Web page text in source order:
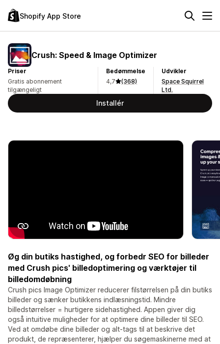
Shopify App Store
Crush: Speed & Image Optimizer
Priser
Gratis abonnement
tilgængeligt
Bedømmelse
4,7
(368)
Udvikler
Space Squirrel
Ltd.
Installér
Øg din butiks hastighed, og forbedr SEO for billeder
med Crush pics' billedoptimering og værktøjer til
billedomdøbning
Crush pics Image Optimizer reducerer filstørrelsen på din butiks
billeder og sænker butikkens indlæsningstid. Mindre
billedstørrelser = hurtigere sidehastighed. Appen giver dig
også intuitive muligheder for at optimere dine billeder til SEO.
Ved at omdøbe dine billeder og alt-tags til at beskrive det
produkt, de repræsenterer, hjælper du søgemaskinerne med at